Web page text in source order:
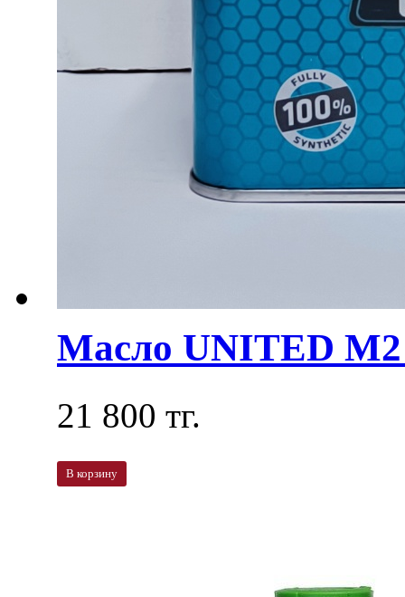
Масло UNITED
21 800 тг.
В корзину